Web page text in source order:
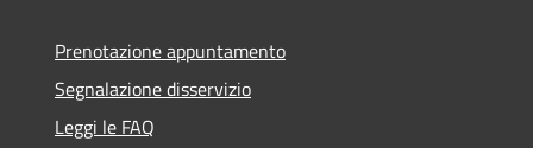
Prenotazione appuntamento
Segnalazione disservizio
Leggi le FAQ